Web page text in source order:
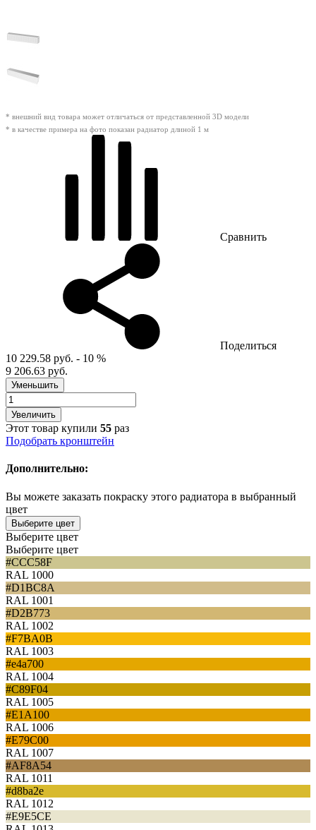
* внешний вид товара может отличаться от представленной 3D модели
* в качестве примера на фото показан радиатор длиной 1 м
Сравнить
Поделиться
10 229.58 руб. - 10 %
9 206.63 руб.
Уменьшить
Увеличить
Этот товар купили 55 раз
Подобрать кронштейн
Дополнительно:
Вы можете заказать покраску этого радиатора в выбранный
цвет
Выберите цвет
Выберите цвет
Выберите цвет
#CCC58F
RAL 1000
#D1BC8A
RAL 1001
#D2B773
RAL 1002
#F7BA0B
RAL 1003
#e4a700
RAL 1004
#C89F04
RAL 1005
#E1A100
RAL 1006
#E79C00
RAL 1007
#AF8A54
RAL 1011
#d8ba2e
RAL 1012
#E9E5CE